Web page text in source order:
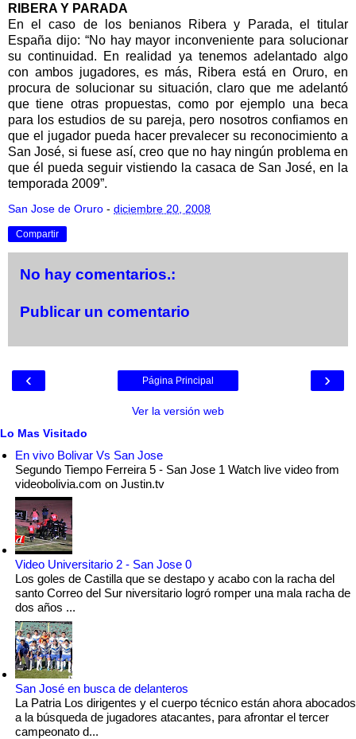
RIBERA Y PARADA
En el caso de los benianos Ribera y Parada, el titular
España dijo: “No hay mayor inconveniente para solucionar
su continuidad. En realidad ya tenemos adelantado algo
con ambos jugadores, es más, Ribera está en Oruro, en
procura de solucionar su situación, claro que me adelantó
que tiene otras propuestas, como por ejemplo una beca
para los estudios de su pareja, pero nosotros confiamos en
que el jugador pueda hacer prevalecer su reconocimiento a
San José, si fuese así, creo que no hay ningún problema en
que él pueda seguir vistiendo la casaca de San José, en la
temporada 2009”.
San Jose de Oruro - diciembre 20, 2008
Compartir
No hay comentarios.:
Publicar un comentario
‹ ›
Página Principal
Ver la versión web
Lo Mas Visitado
En vivo Bolivar Vs San Jose
Segundo Tiempo Ferreira 5 - San Jose 1 Watch live video from
videobolivia.com on Justin.tv
Video Universitario 2 - San Jose 0
Los goles de Castilla que se destapo y acabo con la racha del
santo Correo del Sur niversitario logró romper una mala racha de
dos años ...
San José en busca de delanteros
La Patria Los dirigentes y el cuerpo técnico están ahora abocados
a la búsqueda de jugadores atacantes, para afrontar el tercer
campeonato d...